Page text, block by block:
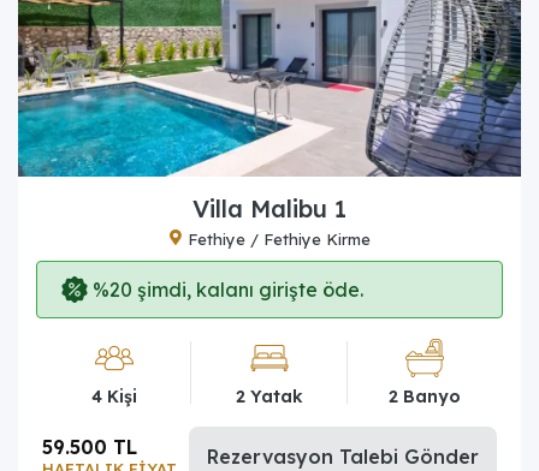
Villa Malibu 1
Fethiye / Fethiye Kirme
%20 şimdi, kalanı girişte öde.
4 Kişi 2 Yatak 2 Banyo
59.500 TL Rezervasyon Talebi Gönder